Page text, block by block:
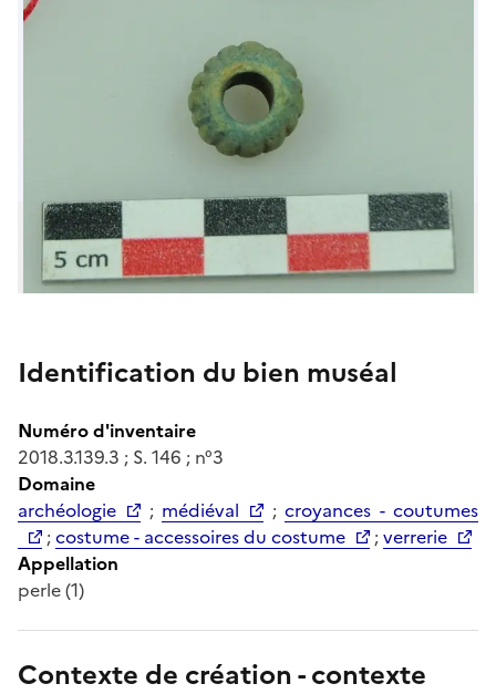
Identification du bien muséal
Numéro d'inventaire
2018.3.139.3 ; S. 146 ; n°3
Domaine
archéologie
; médiéval ; croyances - coutumes
;costume - accessoires du costume ;verrerie
Appellation
Contexte de création - contexte